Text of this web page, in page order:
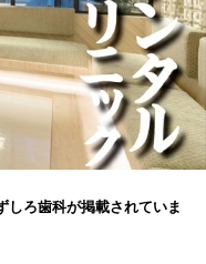
しろ歯科が掲載されていま